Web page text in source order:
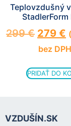
Teplovzdušný
StadlerForm
299€ 279 € (
bez
PRIDAŤ DO
VZDUŠÍN.SK